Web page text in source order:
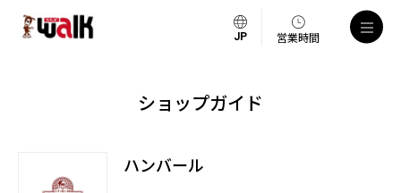
営業時間
ショップガイド
ハンバール